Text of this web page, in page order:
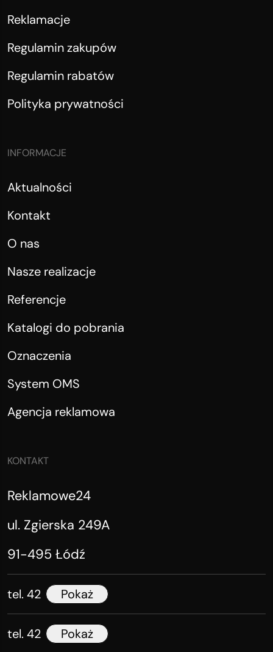
Reklamacje
Regulamin zakupów
Regulamin rabatów
Polityka prywatności
INFORMACJE
Aktualności
Kontakt
O nas
Nasze realizacje
Referencje
Katalogi do pobrania
Oznaczenia
System OMS
Agencja reklamowa
KONTAKT
Reklamowe24
ul. Zgierska 249A
91-495 Łódź
tel. 42 Pokaż
tel. 42 Pokaż